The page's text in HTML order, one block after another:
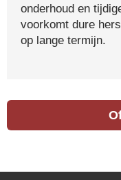
onderhoud en
voorkomt dure
op lange termijn.